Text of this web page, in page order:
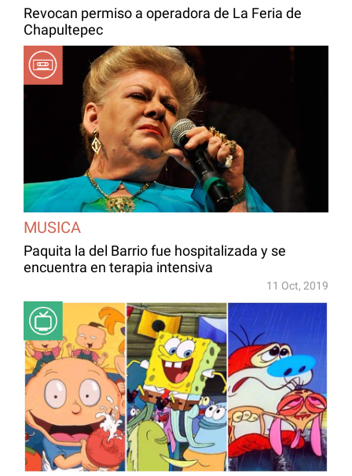
Revocan permiso a operadora de La Feria de
Chapultepec
MUSICA
Paquita la del Barrio fue hospitalizada y se
encuentra en terapia intensiva
11 Oct, 2019